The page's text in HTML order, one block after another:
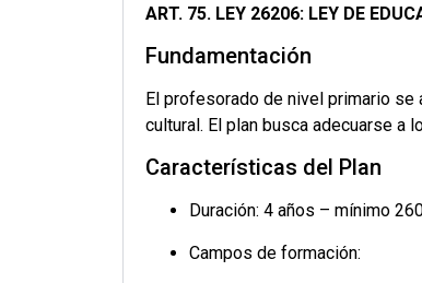
ART. 75. LEY 26206: LEY DE
Fundamentación
El profesorado de nivel primario se
cultural. El plan busca adecuarse
Características del Plan
Duración: 4 años – mínimo
Campos de formación: